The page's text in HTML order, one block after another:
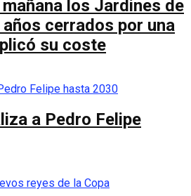
los Jardines de
cerrados por una
su coste
a Pedro Felipe